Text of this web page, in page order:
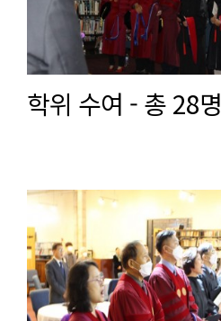
학위 수여 - 총 28명